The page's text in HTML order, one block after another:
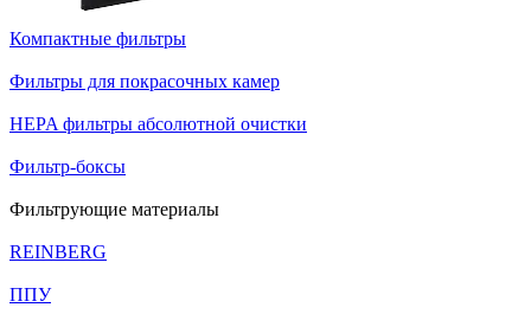
Компактные фильтры
Фильтры для покрасочных камер
HEPA фильтры абсолютной очистки
Фильтр-боксы
Фильтрующие материалы
REINBERG
ППУ